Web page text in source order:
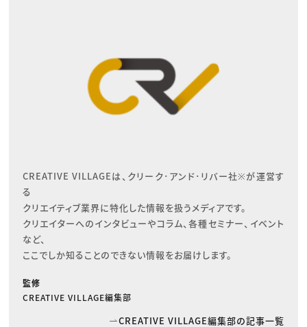
CREATIVE VILLAGEは、クリーク･アンド･リバー社※が運営す
る
クリエイティブ業界に特化した情報を扱うメディアです。
クリエイターへのインタビューやコラム、各種セミナー、イベント
など、
ここでしか知ることのできない情報をお届けします。
監修
CREATIVE VILLAGE編集部
CREATIVE VILLAGE編集部の記事一覧